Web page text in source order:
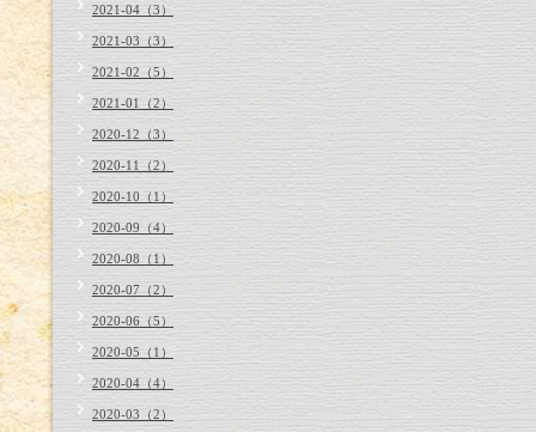
2021-04（3）
2021-03（3）
2021-02（5）
2021-01（2）
2020-12（3）
2020-11（2）
2020-10（1）
2020-09（4）
2020-08（1）
2020-07（2）
2020-06（5）
2020-05（1）
2020-04（4）
2020-03（2）